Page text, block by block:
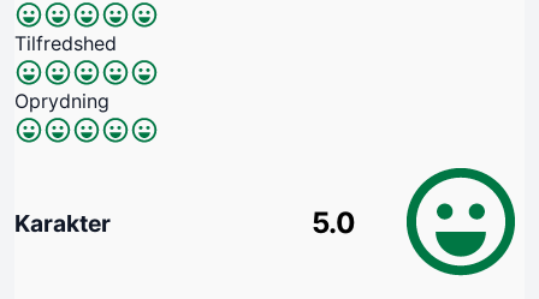
Tilfredshed
Oprydning
Karakter 5.0